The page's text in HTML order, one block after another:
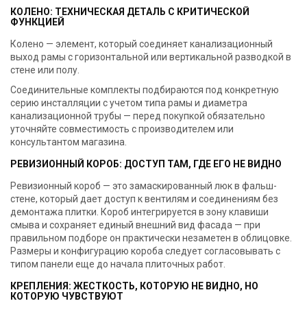
КОЛЕНО: ТЕХНИЧЕСКАЯ ДЕТАЛЬ С КРИТИЧЕСКОЙ
ФУНКЦИЕЙ
Колено — элемент, который соединяет канализационный
выход рамы с горизонтальной или вертикальной разводкой в
стене или полу.
Соединительные комплекты подбираются под конкретную
серию инсталляции с учетом типа рамы и диаметра
канализационной трубы — перед покупкой обязательно
уточняйте совместимость с производителем или
консультантом магазина.
РЕВИЗИОННЫЙ КОРОБ: ДОСТУП ТАМ, ГДЕ ЕГО НЕ ВИДНО
Ревизионный короб — это замаскированный люк в фальш-
стене, который дает доступ к вентилям и соединениям без
демонтажа плитки. Короб интегрируется в зону клавиши
смыва и сохраняет единый внешний вид фасада — при
правильном подборе он практически незаметен в облицовке.
Размеры и конфигурацию короба следует согласовывать с
типом панели еще до начала плиточных работ.
КРЕПЛЕНИЯ: ЖЕСТКОСТЬ, КОТОРУЮ НЕ ВИДНО, НО
КОТОРУЮ ЧУВСТВУЮТ